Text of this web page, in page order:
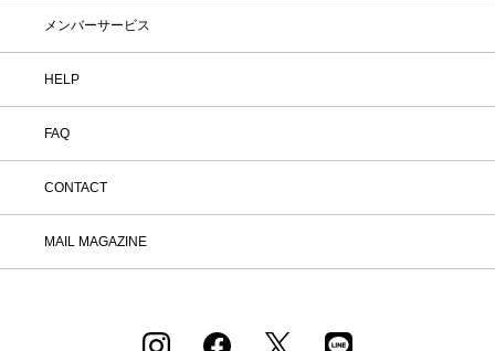
メンバーサービス
HELP
FAQ
CONTACT
MAIL MAGAZINE